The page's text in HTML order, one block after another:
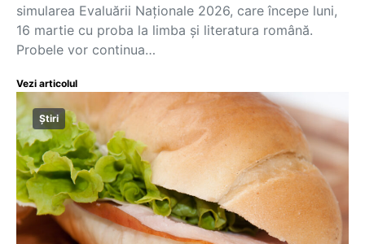
simularea Evaluării Naționale 2026, care începe luni,
16 martie cu proba la limba și literatura română.
Probele vor continua…
Vezi articolul
Știri